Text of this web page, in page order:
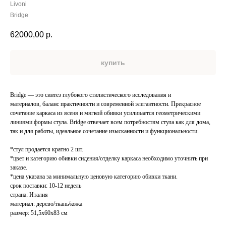
Livoni
Bridge
62000,00 р.
купить
Bridge — это синтез глубокого стилистического исследования и
материалов, баланс практичности и современной элегантности. Прекрасное
сочетание каркаса из ясеня и мягкой обивки усиливается геометрическими
линиями формы стула. Bridge отвечает всем потребностям стула как для дома,
так и для работы, идеальное сочетание изысканности и функциональности.
*стул продается кратно 2 шт.
*цвет и категорию обивки сидения/отделку каркаса необходимо уточнить при
заказе.
*цена указана за минимальную ценовую категорию обивки ткани.
срок поставки: 10-12 недель
страна: Италия
материал: дерево/ткань/кожа
размер: 51,5х60х83 см